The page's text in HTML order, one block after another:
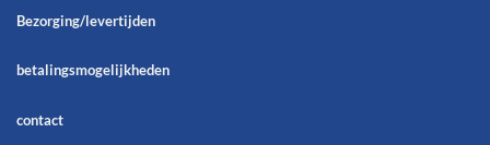
Bezorging/levertijden
betalingsmogelijkheden
contact